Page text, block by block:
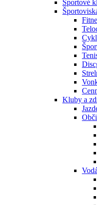
Športové
Kluby a